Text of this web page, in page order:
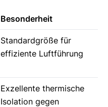
Besonderheit
Standardgröße für
effiziente Luftführung
Exzellente thermische
Isolation gegen